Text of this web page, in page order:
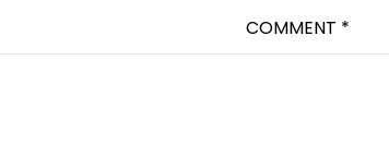
COMMENT *